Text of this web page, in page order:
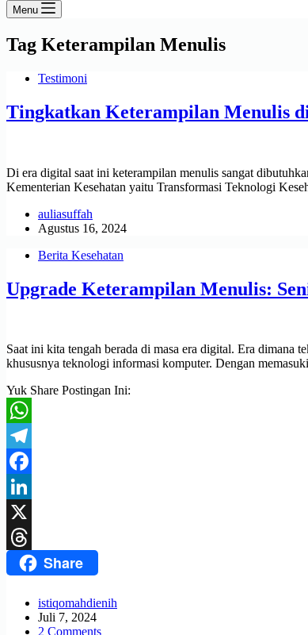
Menu
Tag Keterampilan Menulis
Testimoni
Tingkatkan Keterampilan Menulis
Di era digital saat ini keterampilan menulis sangat
Kementerian Kesehatan yaitu Transformasi Teknologi
auliasuffah
Agustus 16, 2024
Berita Kesehatan
Upgrade Keterampilan Menulis:
Saat ini kita tengah berada di masa era digital. Era
khususnya teknologi informasi komputer. Dengan
Yuk Share Postingan Ini:
WhatsApp
Telegram
Facebook
LinkedIn
X
ThreadsShare
istiqomahdienih
Juli 7, 2024
2 Comments